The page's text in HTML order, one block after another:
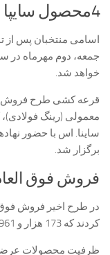
4محصول سایپا
جمعه، دوم مهرماه در
خواهد شد.
معمولی (رینگ
ساینا. اس با حضور
برگزار شد.
فروش فوق
کردند که 173 هزار و 961 نفر واجد شرایط شناخته شدند.
ظرفیت محصولات